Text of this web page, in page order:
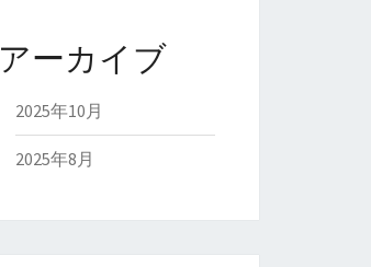
アーカイブ
2025年10月
2025年8月